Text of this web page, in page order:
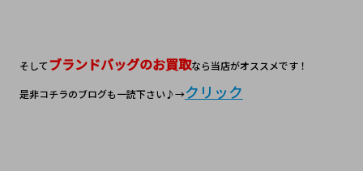
そしてブランドバッグのお買取なら当店がオススメです！
是非コチラのブログも一読下さい♪→クリック